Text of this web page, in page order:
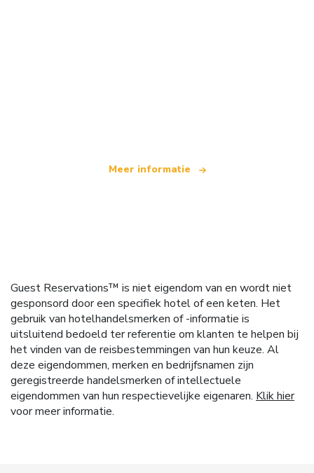
Meer informatie
Guest Reservations™ is niet eigendom van en wordt niet
gesponsord door een specifiek hotel of een keten. Het
gebruik van hotelhandelsmerken of -informatie is
uitsluitend bedoeld ter referentie om klanten te helpen bij
het vinden van de reisbestemmingen van hun keuze. Al
deze eigendommen, merken en bedrijfsnamen zijn
geregistreerde handelsmerken of intellectuele
eigendommen van hun respectievelijke eigenaren. Klik hier
voor meer informatie.